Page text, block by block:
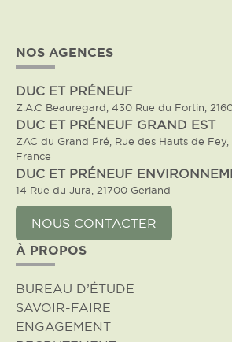
NOS AGENCES
DUC ET PRÉNEUF
Z.A.C Beauregard, 430 Rue du Fortin,
DUC ET PRÉNEUF GRAND EST
ZAC du Grand Pré, Rue des Hauts de Fey,
France
DUC ET PRÉNEUF
14 Rue du Jura, 21700 Gerland
NOUS CONTACTER
À PROPOS
BUREAU D’ÉTUDE
SAVOIR-FAIRE
ENGAGEMENT